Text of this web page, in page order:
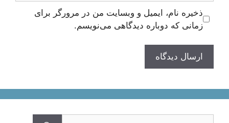
ذخیره نام، ایمیل و وبسایت من در مرورگر برای
زمانی که دوباره دیدگاهی می‌نویسم.